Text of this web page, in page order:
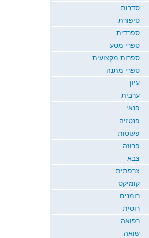
סדרות
סיפורת
ספרדית
ספרי מסע
ספרות מקצועית
ספרי מתנה
עיון
ערבית
פנאי
פנטזיה
פעוטות
פרוזה
צבא
צרפתית
קומיקס
רומנים
רוסית
רפואה
שואה